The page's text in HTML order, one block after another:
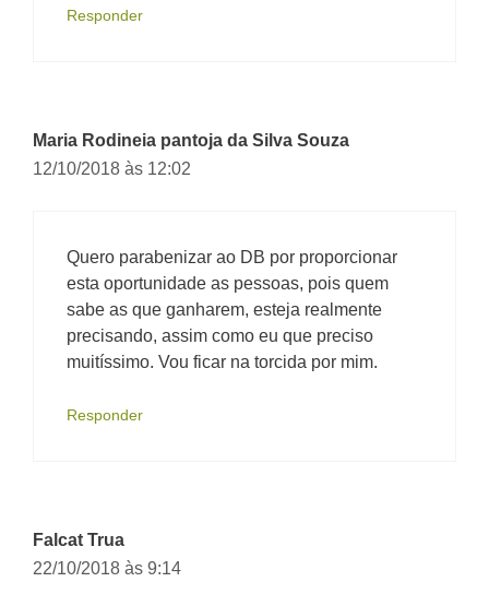
Responder
Maria Rodineia pantoja da Silva Souza
12/10/2018 às 12:02
Quero parabenizar ao DB por proporcionar
esta oportunidade as pessoas, pois quem
sabe as que ganharem, esteja realmente
precisando, assim como eu que preciso
muitíssimo. Vou ficar na torcida por mim.
Responder
Falcat Trua
22/10/2018 às 9:14